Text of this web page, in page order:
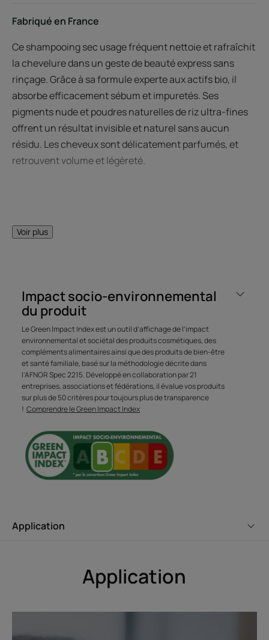
Fabriqué en France
Ce shampooing sec usage fréquent nettoie et rafraîchit
la chevelure dans un geste de beauté express sans
rinçage. Grâce à sa formule experte aux actifs bio, il
absorbe efficacement sébum et impuretés. Ses
pigments nude et poudres naturelles de riz ultra-fines
offrent un résultat invisible et naturel sans aucun
résidu. Les cheveux sont délicatement parfumés, et
retrouvent volume et légèreté.
Geste beauté express :
rafraichit la chevelure entre
deux shampooings et fini
invisible.
Avantages
Le shampooing sec usage fréquent aux actifs bio, qui
nettoie et rafraîchit tous les types de cheveux sans
aucun résidu et sans effet carton. Formule éco-conçue :
99%* d'origine naturelle, sans silicone.
̉ ABSORBE LE SÉBUM ET APPORTE DU VOLUME : nettoie
ṡ FORMULE ZÉRO RÉSIDU, SANS EFFET CARTON :
• "FORMULE ULTRA-CLEAN : formulation naturelle à
Voir plus
Impact socio-environnemental
du produit
Le Green Impact Index est un outil d’affichage de l’impact
environnemental et sociétal des produits cosmétiques, des
compléments alimentaires ainsi que des produits de bien-être
et santé familiale, basé sur la méthodologie décrite dans
l’AFNOR Spec 2215. Développé en collaboration par 21
entreprises, associations et fédérations, il évalue vos produits
sur plus de 50 critères pour toujours plus de transparence
! Comprendre le Green Impact Index
Application
Application